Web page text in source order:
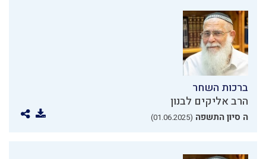
ברכות השחר
הרב אליקים לבנון
ה סיון התשפה (01.06.2025)